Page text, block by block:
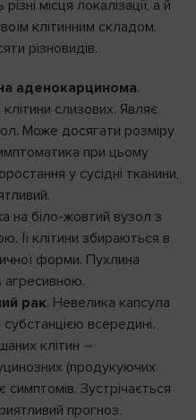
місця локалізації, а й
клітинним складом.
різновидів.
аденокарцинома.
слизових. Являє
Може досягати розміру
при цьому
у сусідні тканини,
на біло-жовтий вузол з
Її клітини збираються в
форми. Пухлина
агресивною.
рак. Невелика капсула
субстанцією всередині.
клітин –
(продукуючих
Зустрічається
прогноз.